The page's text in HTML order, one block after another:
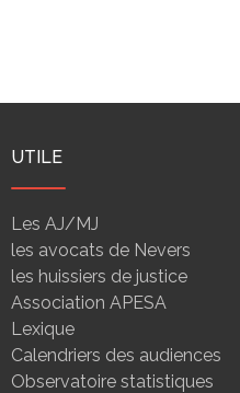
UTILE
Les AJ/MJ
les avocats de Nevers
les huissiers de justice
Association APESA
Lexique
Calendriers des audiences
Observatoire statistiques